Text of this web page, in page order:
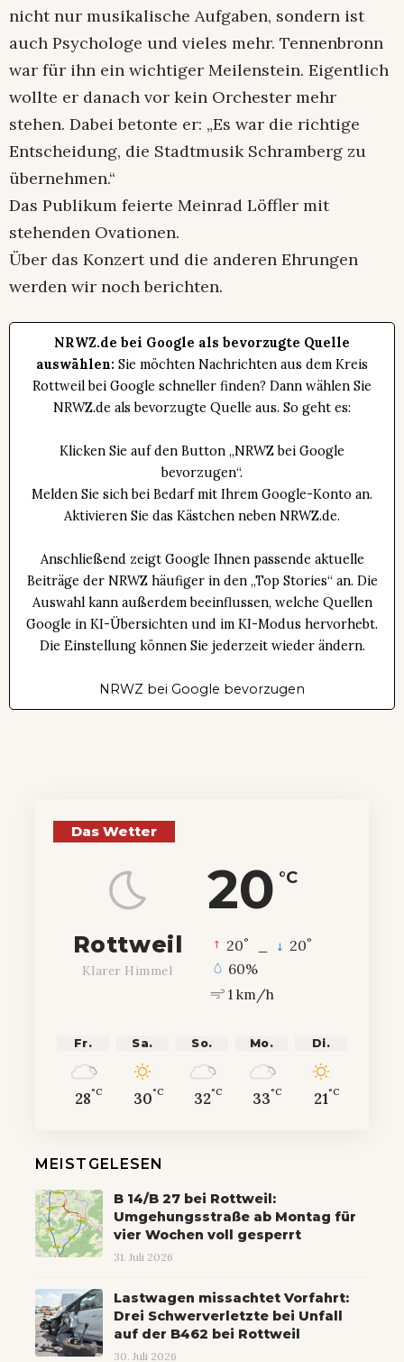
nicht nur musikalische Aufgaben, sondern ist
auch Psychologe und vieles mehr. Tennenbronn
war für ihn ein wichtiger Meilenstein. Eigentlich
wollte er danach vor kein Orchester mehr
stehen. Dabei betonte er: „Es war die richtige
Entscheidung, die Stadtmusik Schramberg zu
übernehmen.“
Das Publikum feierte Meinrad Löffler mit
stehenden Ovationen.
Über das Konzert und die anderen Ehrungen
werden wir noch berichten.
NRWZ.de bei Google als bevorzugte Quelle
auswählen: Sie möchten Nachrichten aus dem Kreis
Rottweil bei Google schneller finden? Dann wählen Sie
NRWZ.de als bevorzugte Quelle aus. So geht es:
Klicken Sie auf den Button „NRWZ bei Google
bevorzugen“.
Melden Sie sich bei Bedarf mit Ihrem Google-Konto an.
Aktivieren Sie das Kästchen neben NRWZ.de.
Anschließend zeigt Google Ihnen passende aktuelle
Beiträge der NRWZ häufiger in den „Top Stories“ an. Die
Auswahl kann außerdem beeinflussen, welche Quellen
Google in KI-Übersichten und im KI-Modus hervorhebt.
Die Einstellung können Sie jederzeit wieder ändern.
NRWZ bei Google bevorzugen
Das Wetter
20 °C
Rottweil
Klarer Himmel
20° 20°
60%
1 km/h
Fr.
28°C
Sa.
30°C
So.
32°C
Mo.
33°C
Di.
21°C
MEISTGELESEN
B 14/B 27 bei Rottweil:
Umgehungsstraße ab Montag für
vier Wochen voll gesperrt
31. Juli 2026
Lastwagen missachtet Vorfahrt:
Drei Schwerverletzte bei Unfall
auf der B462 bei Rottweil
30. Juli 2026